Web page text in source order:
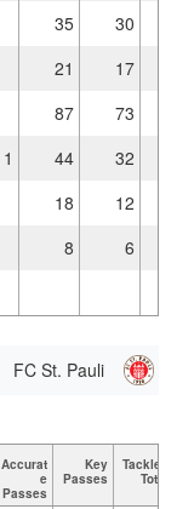
35
30
21
17
87
73
1 44
32
18
12
8
6
FC St. Pauli
Accurat
e
Passes
Key
Passes
Tackles
Total